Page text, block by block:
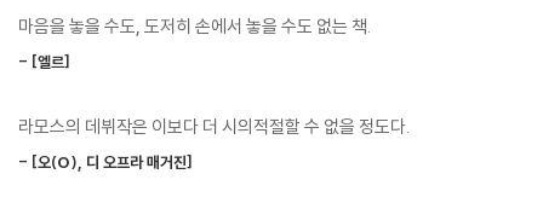
람들은 제인이 전에 일했던 곳 같은 시설에 숨겨져 있다.
--- p.229~230
레이건은 배 속의 태아에 대해 생각한다. 유기농 식품으로 살찌고, 주문 생
산 종합비타민으로 더 튼튼해지고, 유터로사운즈에 녹음돼 있는 다중 언어
재생 목록을 고려하건대 아마도 현시점에 3개 국어는 할 아기. 게다가 남
서야 혼자 미국으로 건너왔다. 아기에게 생후 10주 안에 밤에 깨지 않도록
수면 습관을 들이는 능력으로 뉴욕 최고의 부자들이 앞다투어 찾는 보모가
되었다. 돈도 꽤 벌었다. 하지만 아테는 아직도 돈이, 더 많은 돈이 필요하
인이 불의의 사건으로 보모 일에서 잘리자 골든 오크스행을 권하는 것도
아테다.
마음을 놓을 수도, 도저히 손에서 놓을 수도 없는 책.
- [엘르]
라모스의 데뷔작은 이보다 더 시의적절할 수 없을 정도다.
- [오(O), 디 오프라 매거진]